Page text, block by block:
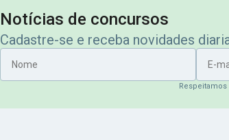
Notícias de concursos
Cadastre-se e receba novidades
Nome
E-mail